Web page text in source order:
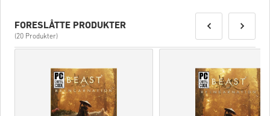
FORESLÅTTE PRODUKTER
(20 Produkter)